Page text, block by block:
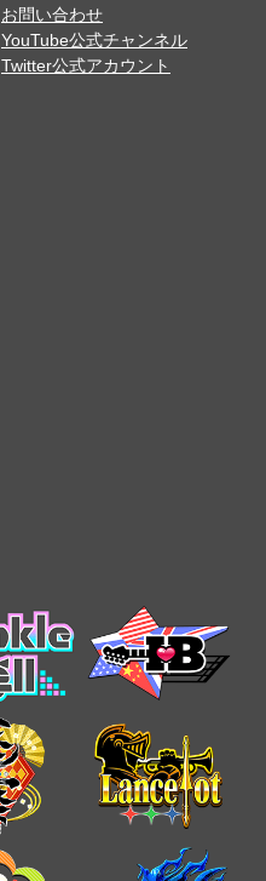
お問い合わせ
YouTube公式チャンネル
Twitter公式アカウント